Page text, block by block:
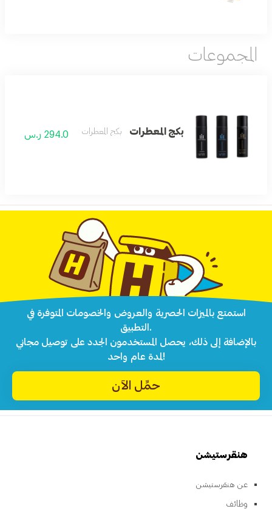
المجموعات
بكج المعطرات بكج المعطرات 294.0 ر.س
استمتع بالميزات الحصرية والعروض والخصومات المتوفرة في
التطبيق.
بالإضافة إلى ذلك، يحصل المستخدمون الجدد على توصيل مجاني
لمدة عام واحد!
حمِّل الآن
هنقرستيشن
عن هنقرستيشن
وظائف